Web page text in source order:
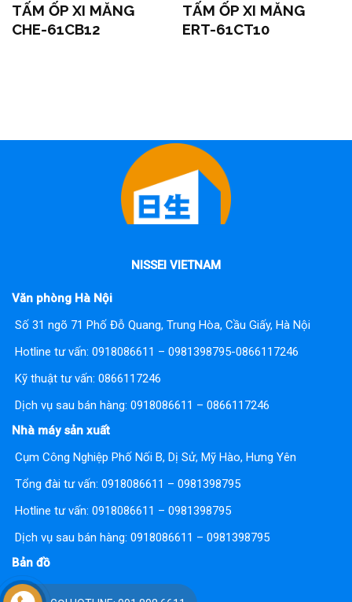
TẤM ỐP XI MĂNG
CHE-61CB12
TẤM ỐP XI MĂNG
ERT-61CT10
NISSEI VIETNAM
Văn phòng Hà Nội
Số 31 ngõ 71 Phố Đỗ Quang, Trung Hòa, Cầu Giấy, Hà Nội
Hotline tư vấn: 0918086611 – 0981398795-0866117246
Kỹ thuật tư vấn: 0866117246
Dịch vụ sau bán hàng: 0918086611 – 0866117246
Nhà máy sản xuất
Cụm Công Nghiệp Phố Nối B, Dị Sử, Mỹ Hào, Hưng Yên
Tổng đài tư vấn: 0918086611 – 0981398795
Hotline tư vấn: 0918086611 – 0981398795
Dịch vụ sau bán hàng: 0918086611 – 0981398795
Bản đồ